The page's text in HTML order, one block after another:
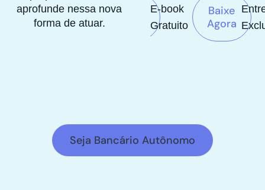
aprofunde nessa nova
forma de atuar.
Baixe
Agora
E-book
Gratuito
Baixe
E-book
Gratuito
Baixe
Agora
Seja Bancário Autônomo